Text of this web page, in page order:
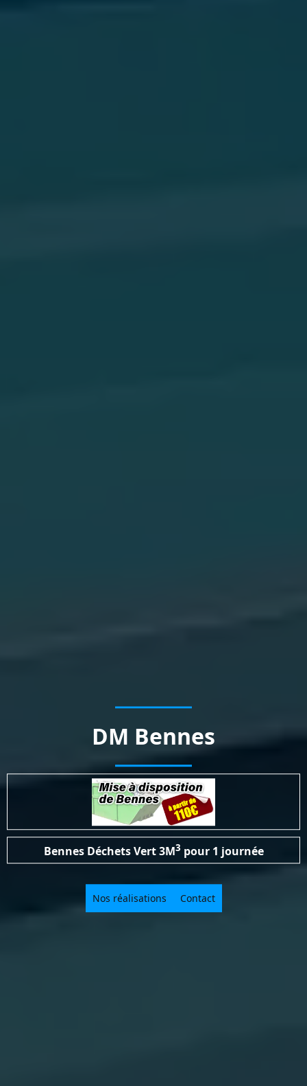
DM Bennes
Bennes Déchets Vert3M3 pour 1 journée
Nos réalisations Contact